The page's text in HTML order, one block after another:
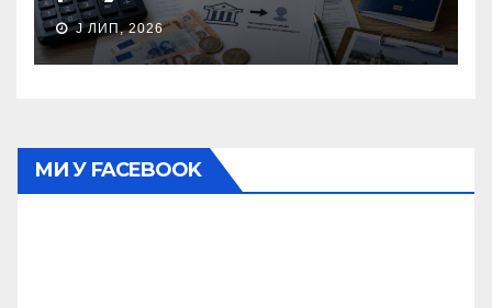
J ЛИП, 2026
МИ У FACEBOOK